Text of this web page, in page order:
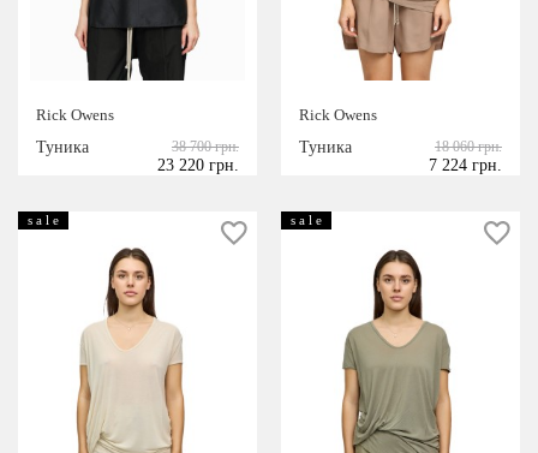
Rick Owens
Туника
38 700 грн.
23 220 грн.
Rick Owens
Туника
18 060 грн.
7 224 грн.
s a l e s a l e